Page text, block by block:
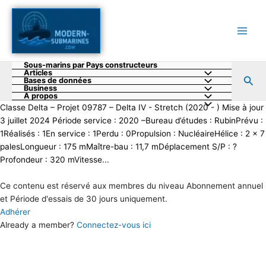
Aller
contenu
Sous-marins par Pays constructeurs
Articles
Bases de données
Business
A propos
Classe Delta – Projet 09787 – Delta IV - Stretch (2020 - ) Mise à jour
3 juillet 2024 Période service : 2020 –Bureau d’études : RubinPrévu :
1Réalisés : 1En service : 1Perdu : 0Propulsion : NucléaireHélice : 2 x 7
palesLongueur : 175 mMaître-bau : 11,7 mDéplacement S/P : ?
Profondeur : 320 mVitesse...
Ce contenu est réservé aux membres du niveau Abonnement annuel
et Période d'essais de 30 jours uniquement.
Adhérer
Already a member? Connectez-vous ici